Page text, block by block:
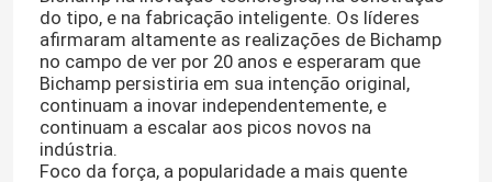
do tipo, e na fabricação inteligente. Os líderes
afirmaram altamente as realizações de Bichamp
no campo de ver por 20 anos e esperaram que
Bichamp persistiria em sua intenção original,
continuam a inovar independentemente, e
continuam a escalar aos picos novos na
indústria.
Foco da força, a popularidade a mais quente